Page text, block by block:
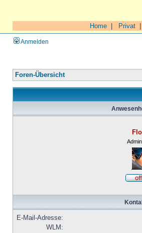
Home Privat
Anmelden
Foren-Übersicht
E-Mail-Adresse:
WLM: